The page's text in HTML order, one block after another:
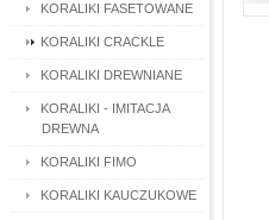
KORALIKI FASETOWANE
KORALIKI CRACKLE
KORALIKI DREWNIANE
KORALIKI - IMITACJA
DREWNA
KORALIKI FIMO
KORALIKI KAUCZUKOWE